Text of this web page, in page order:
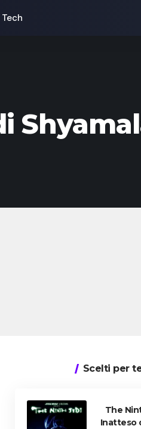
Tech
Scelti per
The
Inatteso